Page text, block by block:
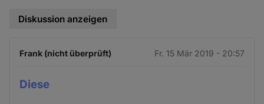
Diskussion anzeigen
Frank (nicht überprüft) Fr. 15 Mär 2019 - 20:57
Diese